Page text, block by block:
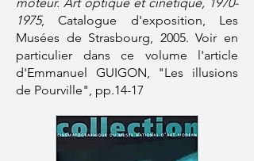
1975, Catalogue d'exposition, Les
Musées de Strasbourg, 2005. Voir en
particulier dans ce volume l'article
d'Emmanuel GUIGON, "Les illusions
de Pourville", pp.14-17